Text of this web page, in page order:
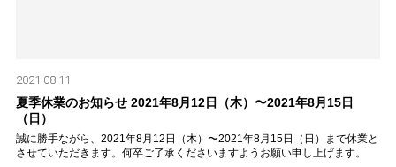
2021.08.11
夏季休業のお知らせ 2021年8月12日（木）〜2021年8月15日
（日）
誠に勝手ながら、2021年8月12日（木）〜2021年8月15日（日）まで休業と
させていただきます。何卒ご了承くださいますようお願い申し上げます。